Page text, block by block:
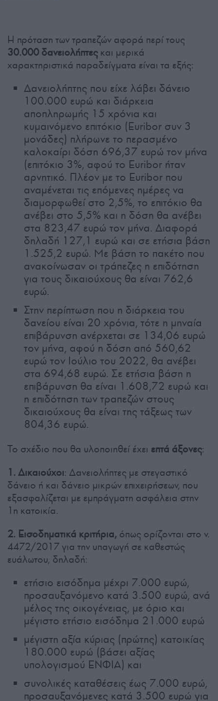
Η πρόταση των τραπεζών αφορά περί τους
30.000 δανειολήπτεςκαι μερικά
χαρακτηριστικά παραδείγματα είναι τα εξής:
Δανειολήπτης που είχε λάβει δάνειο
100.000 ευρώ και διάρκεια
αποπληρωμής 15 χρόνια και
κυμαινόμενο επιτόκιο (Euribor συν 3
μονάδες) πλήρωνε το περασμένο
καλοκαίρι δόση 696,37 ευρώ τον μήνα
(επιτόκιο 3%, αφού το Euribor ήταν
αρνητικό. Πλέον με το Euribor που
αναμένεται τις επόμενες ημέρες να
διαμορφωθεί στο 2,5%, το επιτόκιο θα
ανέβει στο 5,5% και η δόση θα ανέβει
στα 823,47 ευρώ τον μήνα. Διαφορά
δηλαδή 127,1 ευρώ και σε ετήσια βάση
1.525,2 ευρώ. Με βάση το πακέτο που
ανακοίνωσαν οι τράπεζες η επιδότηση
για τους δικαιούχους θα είναι 762,6
ευρώ.
Στην περίπτωση που η διάρκεια του
δανείου είναι 20 χρόνια, τότε η μηναία
επιβάρυνση ανέρχεται σε 134,06 ευρώ
τον μήνα, αφού η δόση από 560,62
ευρώ τον Ιούλιο του 2022, θα ανέβει
στα 694,68 ευρώ. Σε ετήσια βάση η
επιβάρυνση θα είναι 1.608,72 ευρώ και
η επιδότηση των τραπεζών στους
δικαιούχους θα είναι της τάξεως των
804,36 ευρώ.
Το σχέδιο που θα υλοποιηθεί έχει επτά άξονες:
1. Δικαιούχοι: Δανειολήπτες με στεγαστικό
δάνειο ή και δάνειο μικρών επιχειρήσεων, που
εξασφαλίζεται με εμπράγματη ασφάλεια στην
1η κατοικία.
2. Εισοδηματικά κριτήρια, όπως ορίζονται στο ν.
4472/2017 για την υπαγωγή σε καθεστώς
ευάλωτου, δηλαδή:
ετήσιο εισόδημα μέχρι 7.000 ευρώ,
προσαυξανόμενο κατά 3.500 ευρώ, ανά
μέλος της οικογένειας, με όριο και
μέγιστο ετήσιο εισόδημα 21.000 ευρώ
μέγιστη αξία κύριας (πρώτης) κατοικίας
180.000 ευρώ (βάσει αξίας
υπολογισμού ΕΝΦΙΑ) και
συνολικές καταθέσεις έως 7.000 ευρώ,
προσαυξανόμενες κατά 3.500 ευρώ για